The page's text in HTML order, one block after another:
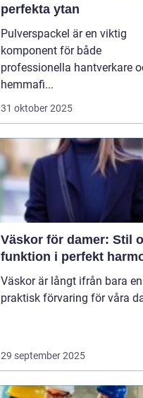
perfekta ytan
Pulverspackel är en viktig
komponent för både
professionella hantverkare
hemmafi...
31 oktober 2025
Väskor för damer: Stil
funktion i perfekt
Väskor är långt ifrån bara en
praktisk förvaring för våra
29 september 2025